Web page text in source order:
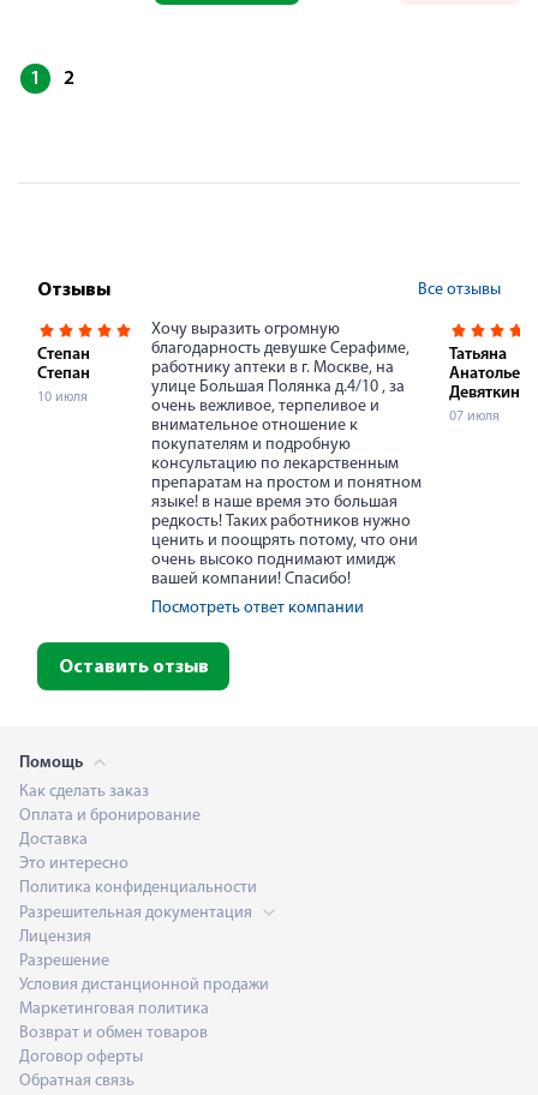
1 2
Отзывы Все отзывы
Степан
Степан
10 июля
Хочу выразить огромную
благодарность девушке Серафиме,
работнику аптеки в г. Москве, на
улице Большая Полянка д.4/10 , за
очень вежливое, терпеливое и
внимательное отношение к
покупателям и подробную
консультацию по лекарственным
препаратам на простом и понятном
языке! в наше время это большая
редкость! Таких работников нужно
ценить и поощрять потому, что они
очень высоко поднимают имидж
вашей компании! Спасибо!
Посмотреть ответ компании
Татьяна
Девяткина
07 июля
Оставить отзыв
Помощь
Как сделать заказ
Оплата и бронирование
Доставка
Это интересно
Политика конфиденциальности
Разрешительная документация
Лицензия
Разрешение
Условия дистанционной продажи
Маркетинговая политика
Возврат и обмен товаров
Договор оферты
Обратная связь